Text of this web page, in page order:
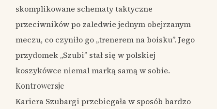
skomplikowane schematy taktyczne
przeciwników po zaledwie jednym obejrzanym
meczu, co czyniło go „trenerem na boisku”. Jego
przydomek „Szubi” stał się w polskiej
koszykówce niemal marką samą w sobie.
Kontrowersje
Kariera Szubargi przebiegała w sposób bardzo